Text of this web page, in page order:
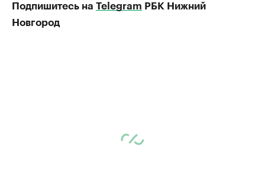
Подпишитесь на Telegram РБК Нижний
Новгород